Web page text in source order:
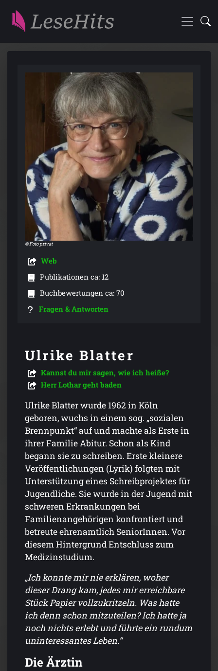
© Foto privat
Web
Publikationen ca: 12
Buchbewertungen ca: 70
Fragen & Antworten
Ulrike Blatter
Kannst du mir sagen, wie ich heiße?
Herr Lothar geht baden
Ulrike Blatter wurde 1962 in Köln
geboren, wuchs in einem sog. „sozialen
Brennpunkt“ auf und machte als Erste in
ihrer Familie Abitur. Schon als Kind
begann sie zu schreiben. Erste kleinere
Veröffentlichungen (Lyrik) folgten mit
Unterstützung eines Schreibprojektes für
Jugendliche. Sie wurde in der Jugend mit
schweren Erkrankungen bei
Familienangehörigen konfrontiert und
betreute ehrenamtlich SeniorInnen. Vor
diesem Hintergrund Entschluss zum
Medizinstudium.
„Ich konnte mir nie erklären, woher
dieser Drang kam, jedes mir erreichbare
Stück Papier vollzukritzeln. Was hatte
ich denn schon mitzuteilen? Ich hatte ja
noch nichts erlebt und führte ein rundum
uninteressantes Leben.“
Die Ärztin